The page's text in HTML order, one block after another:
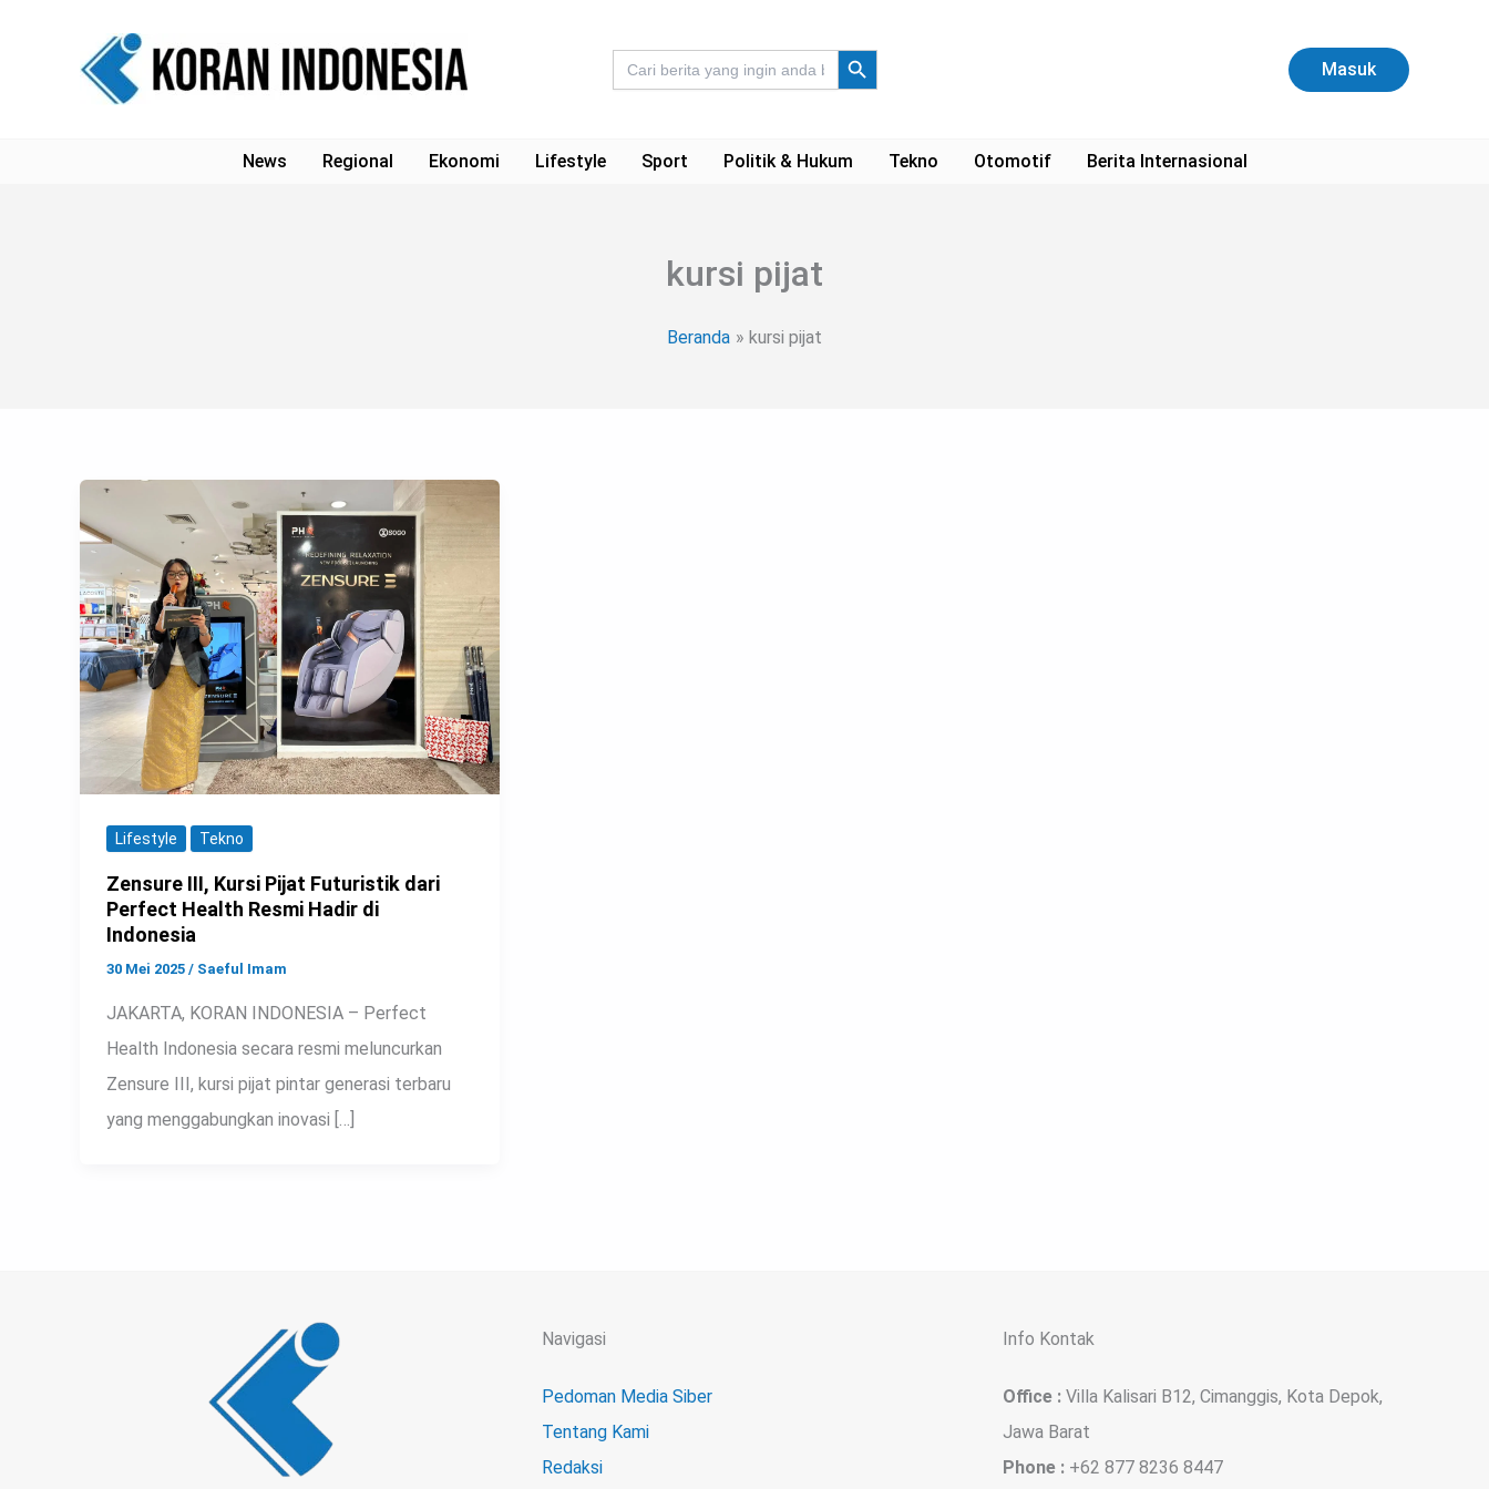
Search
for:
Search Button
Masuk
News Regional Ekonomi Lifestyle Sport Politik & Hukum Tekno Otomotif Berita Internasional
kursi pijat
Beranda kursi pijat
Lifestyle Tekno
Zensure III, Kursi Pijat Futuristik dari
Perfect Health Resmi Hadir di
Indonesia
30 Mei 2025 / Saeful Imam
JAKARTA, KORAN INDONESIA – Perfect
Health Indonesia secara resmi meluncurkan
Zensure III, kursi pijat pintar generasi terbaru
yang menggabungkan inovasi […]
Navigasi
Pedoman Media Siber
Tentang Kami
Redaksi
Info Kontak
Office : Villa Kalisari B12, Cimanggis, Kota Depok,
Jawa Barat
Phone : +62 877 8236 8447